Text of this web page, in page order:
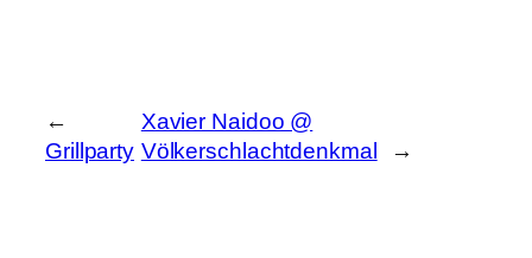
←
Grillparty
Xavier Naidoo @
Völkerschlachtdenkmal
→